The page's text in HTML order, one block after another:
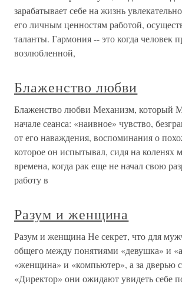
зарабатывает себе на жизнь
его личным ценностям работой,
таланты. Гармония -- это когда человек
возлюбленной,
Блаженство любви
Блаженство любви Механизм, который
начале сеанса: «наивное» чувство,
от его наваждения, воспоминания о
которое он испытывал, сидя на коленях
времена, когда рак еще не начал свою
работу в
Разум и женщина
Разум и женщина Не секрет, что для
общего между понятиями «девушка» и
«женщина» и «компьютер», а за дверью
«Директор» они ожидают увидеть себе